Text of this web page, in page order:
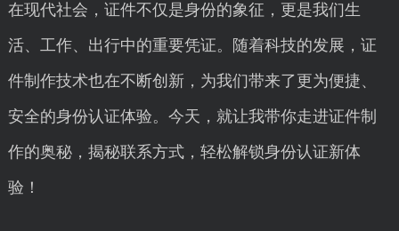
在现代社会，证件不仅是身份的象征，更是我们生
活、工作、出行中的重要凭证。随着科技的发展，证
件制作技术也在不断创新，为我们带来了更为便捷、
安全的身份认证体验。今天，就让我带你走进证件制
作的奥秘，揭秘联系方式，轻松解锁身份认证新体
验！